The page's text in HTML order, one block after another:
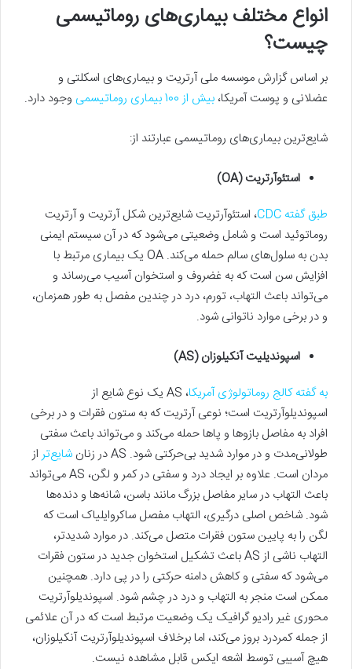
انواع مختلف بیماری‌های روماتیسمی
چیست؟
بر اساس گزارش موسسه ملی آرتریت و بیماری‌های اسکلتی و
عضلانی و پوست آمریکا، بیش از 100 بیماری روماتیسمی وجود دارد.
شایع‌ترین بیماری‌های روماتیسمی عبارتند از:
استئوآرتریت (OA)
طبق گفته CDC
، استئوآرتریت شایع‌ترین شکل آرتریت و آرتریت
روماتوئید است و شامل وضعیتی می‌شود که در آن سیستم ایمنی
بدن به سلول‌های سالم حمله می‌کند. OA یک بیماری مرتبط با
افزایش سن است که به غضروف و استخوان آسیب می‌رساند و
می‌تواند باعث التهاب، تورم، درد در چندین مفصل به‌ طور همزمان،
و در برخی موارد ناتوانی شود.
اسپوندیلیت آنکیلوزان (AS)
به گفته کالج روماتولوژی آمریکا
، AS یک نوع شایع از
اسپوندیلوآرتریت است؛ نوعی آرتریت که به ستون فقرات و در برخی
افراد به مفاصل بازوها و پاها حمله می‌کند و می‌تواند باعث سفتی
طولانی‌مدت و در موارد شدید بی‌حرکتی شود. AS در زنان
شایع‌تر از
مردان است. علاوه بر ایجاد درد و سفتی در کمر و لگن، AS می‌تواند
باعث التهاب در سایر مفاصل بزرگ مانند باسن، شانه‌ها و دنده‌ها
شود. شاخص اصلی درگیری، التهاب مفصل ساکروایلیاک است که
لگن را به پایین ستون فقرات متصل می‌کند. در موارد شدیدتر،
التهاب ناشی از AS باعث تشکیل استخوان جدید در ستون فقرات
می‌شود که سفتی و کاهش دامنه حرکتی را در پی دارد. همچنین
ممکن است منجر به التهاب و درد در چشم شود. اسپوندیلوآرتریت
محوری غیر رادیو گرافیک یک وضعیت مرتبط است که در آن علائمی
از جمله کمردرد بروز می‌کند، اما برخلاف اسپوندیلوآرتریت آنکیلوزان،
هیچ آسیبی توسط اشعه ایکس قابل مشاهده‌ نیست.